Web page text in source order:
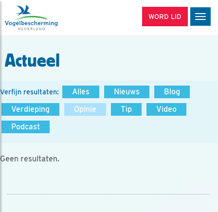
WORD LID
Actueel
Verfijn resultaten: Alles Nieuws
Blog
Verdieping
Opinie Tip
Video
Podcast
Geen resultaten.